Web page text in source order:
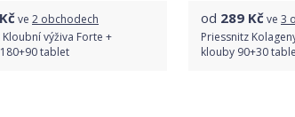
Kčve 2 obchodech
Kloubní výživa Forte +
tablet
od 289 Kčve 3
Priessnitz
klouby 90+30